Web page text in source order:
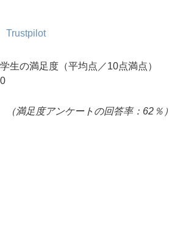
Trustpilot
学生の満足度（平均点／10点満点）
0
（満足度アンケートの回答率：62％）